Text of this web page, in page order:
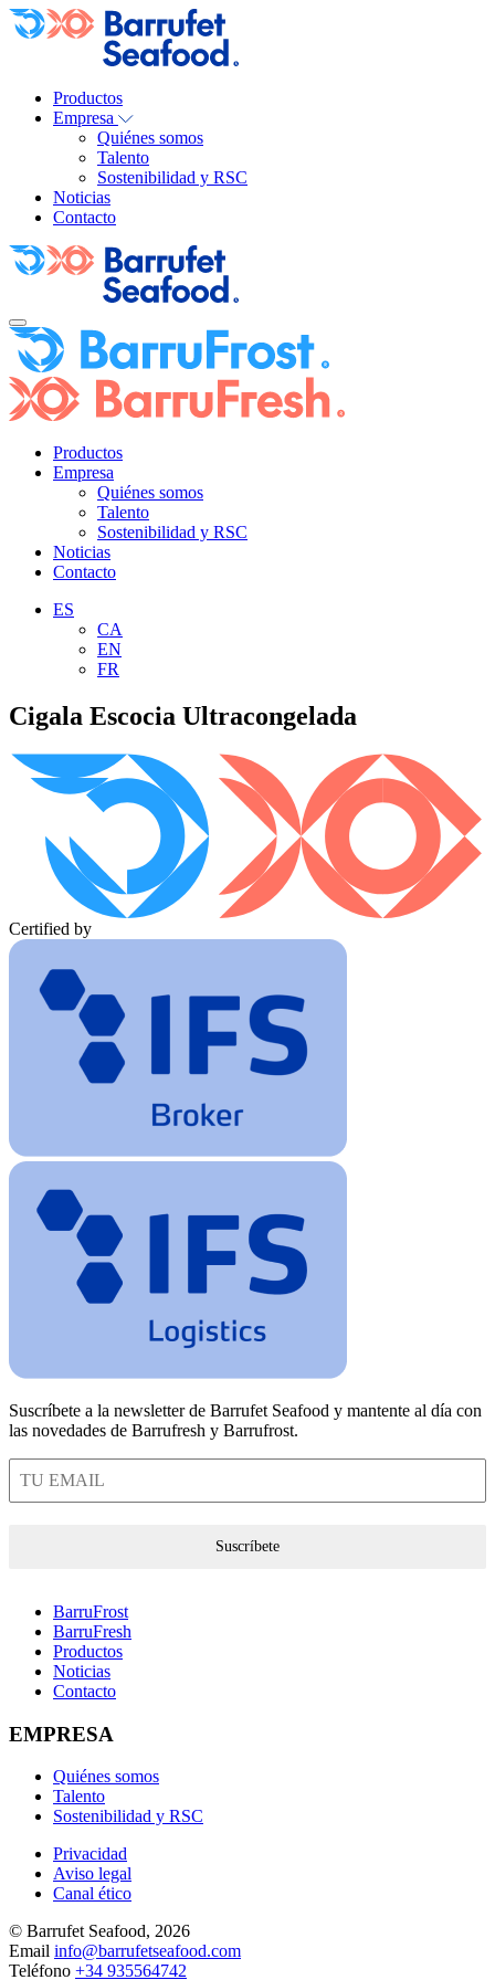
Productos
Empresa
Quiénes somos
Talento
Sostenibilidad y RSC
Noticias
Contacto
Productos
Empresa
Quiénes somos
Talento
Sostenibilidad y RSC
Noticias
Contacto
ES
CA
EN
FR
Cigala Escocia Ultracongelada
Certified by
Suscríbete a la newsletter de Barrufet Seafood y mantente al día con
las novedades de Barrufresh y Barrufrost.
Suscríbete
BarruFrost
BarruFresh
Productos
Noticias
Contacto
EMPRESA
Quiénes somos
Talento
Sostenibilidad y RSC
Privacidad
Aviso legal
Canal ético
© Barrufet Seafood, 2026
Email info@barrufetseafood.com
Teléfono +34 935564742